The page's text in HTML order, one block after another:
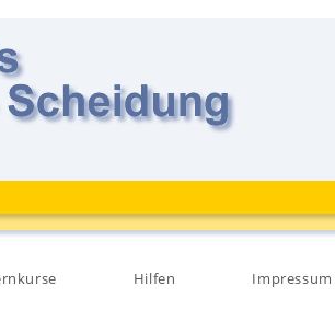
Hilfen Impressum